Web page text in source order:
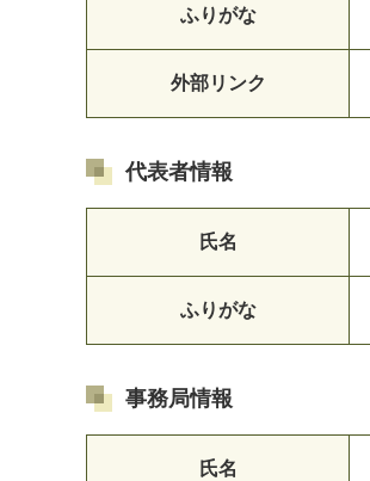
ふりがな
外部リンク
代表者情報
氏名
ふりがな
事務局情報
氏名